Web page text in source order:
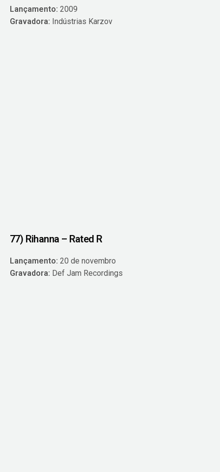
Lançamento: 2009
Gravadora: Indústrias Karzov
77) Rihanna – Rated R
Lançamento: 20 de novembro
Gravadora: Def Jam Recordings